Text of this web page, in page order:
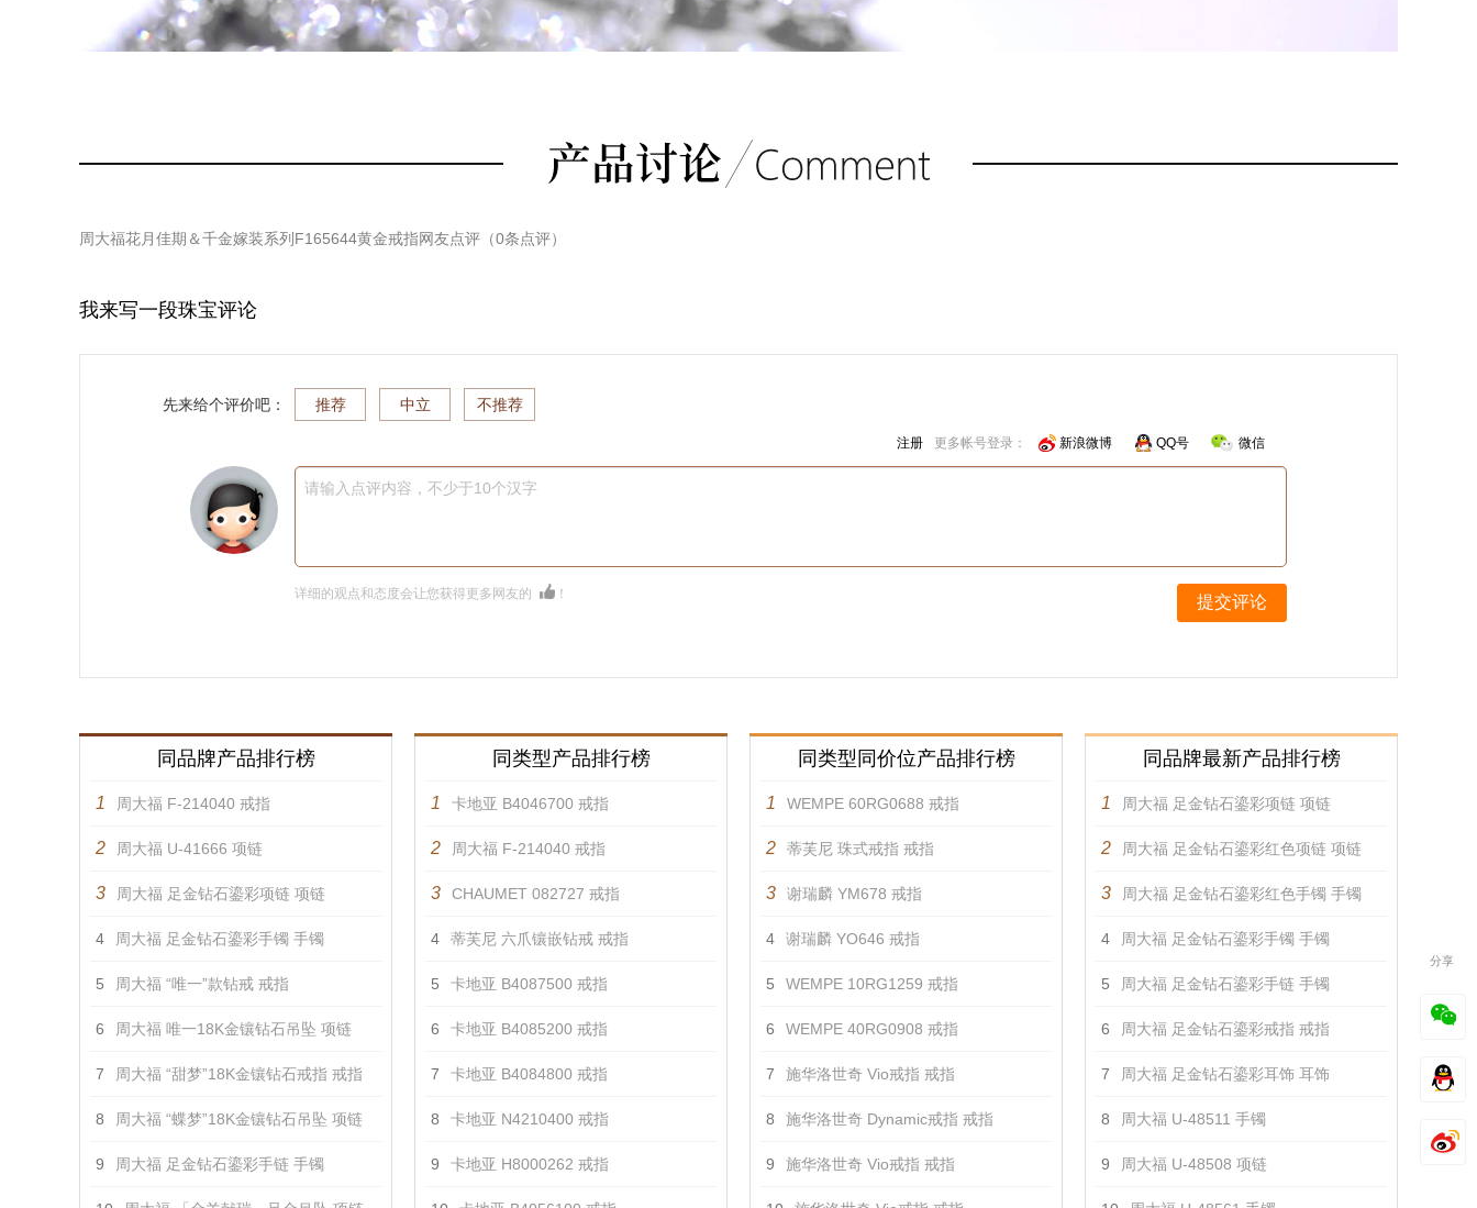
周大福花月佳期＆千金嫁装系列F165644黄金戒指网友点评（0条点评）
我来写一段珠宝评论
先来给个评价吧： 推荐 中立 不推荐
注册 更多帐号登录： 新浪微博 QQ号 微信
请输入点评内容，不少于10个汉字
详细的观点和态度会让您获得更多网友的 ！ 提交评论
同品牌产品排行榜
1 周大福 F-214040 戒指
2 周大福 U-41666 项链
3 周大福 足金钻石鎏彩项链 项链
4 周大福 足金钻石鎏彩手镯 手镯
5 周大福 “唯一”款钻戒 戒指
6 周大福 唯一18K金镶钻石吊坠 项链
7 周大福 “甜梦”18K金镶钻石戒指 戒指
8 周大福 “蝶梦”18K金镶钻石吊坠 项链
9 周大福 足金钻石鎏彩手链 手镯
同类型产品排行榜
1 卡地亚 B4046700 戒指
2 周大福 F-214040 戒指
3 CHAUMET 082727 戒指
4 蒂芙尼 六爪镶嵌钻戒 戒指
5 卡地亚 B4087500 戒指
6 卡地亚 B4085200 戒指
7 卡地亚 B4084800 戒指
8 卡地亚 N4210400 戒指
9 卡地亚 H8000262 戒指
同类型同价位产品排行榜
1 WEMPE 60RG0688 戒指
2 蒂芙尼 珠式戒指 戒指
3 谢瑞麟 YM678 戒指
4 谢瑞麟 YO646 戒指
5 WEMPE 10RG1259 戒指
6 WEMPE 40RG0908 戒指
7 施华洛世奇 Vio戒指 戒指
8 施华洛世奇 Dynamic戒指 戒指
9 施华洛世奇 Vio戒指 戒指
同品牌最新产品排行榜
1 周大福 足金钻石鎏彩项链 项链
2 周大福 足金钻石鎏彩红色项链 项链
3 周大福 足金钻石鎏彩红色手镯 手镯
4 周大福 足金钻石鎏彩手镯 手镯
5 周大福 足金钻石鎏彩手链 手镯
6 周大福 足金钻石鎏彩戒指 戒指
7 周大福 足金钻石鎏彩耳饰 耳饰
8 周大福 U-48511 手镯
9 周大福 U-48508 项链
分享